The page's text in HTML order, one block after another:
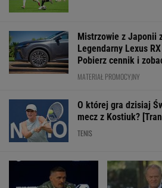
Mistrzowie z Japonii
Legendarny Lexus
Pobierz cennik i
MATERIAŁ PROMOCYJNY
O której gra dzisiaj
mecz z Kostiuk?
TENIS